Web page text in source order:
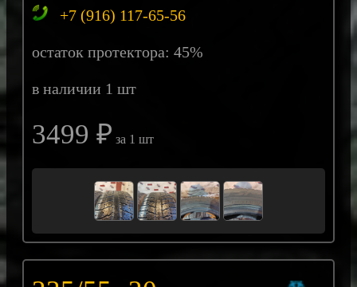
+7 (916) 117-65-56
остаток протектора: 45%
в наличии 1 шт
3499 ₽ за 1 шт